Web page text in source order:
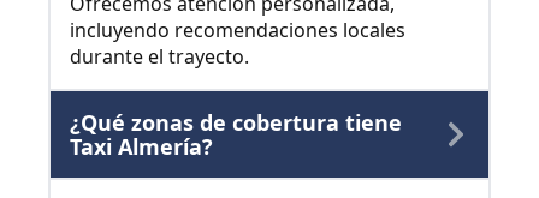
incluyendo recomendaciones locales
durante el trayecto.
¿Qué zonas de cobertura tiene
Taxi Almería?